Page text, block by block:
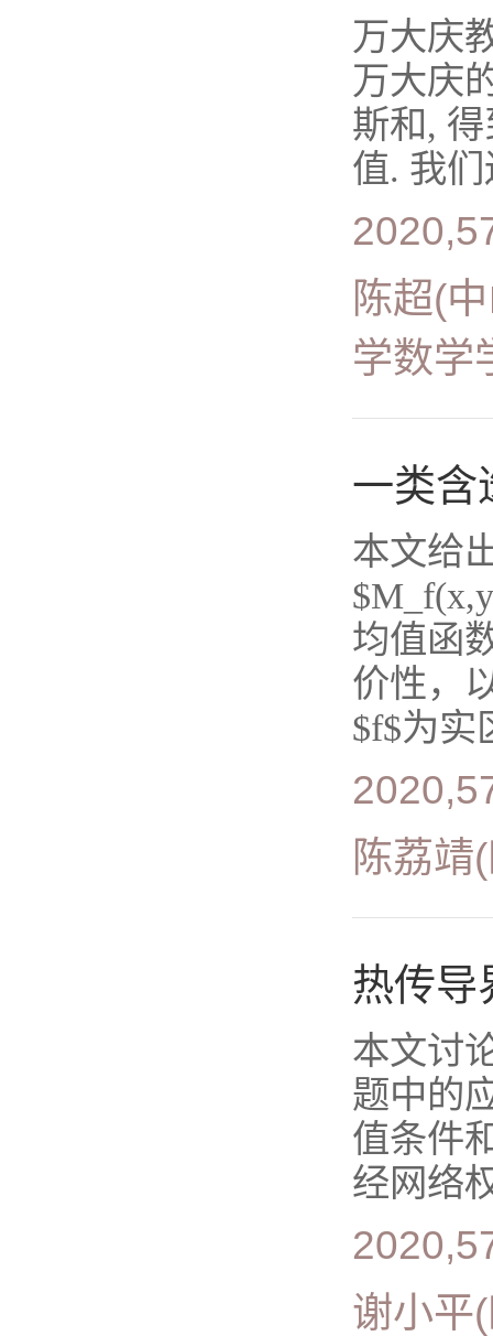
万大庆
万大庆
斯和,
值. 我们
陈超(
学数学
一类含
本文给
均值函
价性，
$f$为实
陈荔靖
热传导
本文讨
题中的
值条件
经网络
谢小平